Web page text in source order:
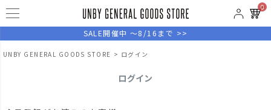
0
SALE開催中 ～8/16まで >>
UNBY GENERAL GOODS STORE ログイン
ログイン